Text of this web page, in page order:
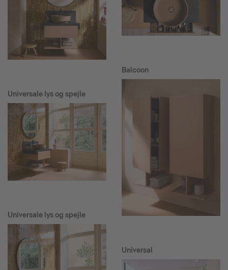
Universale lys og spejle
Universale lys og spejle
Balcoon
Universal